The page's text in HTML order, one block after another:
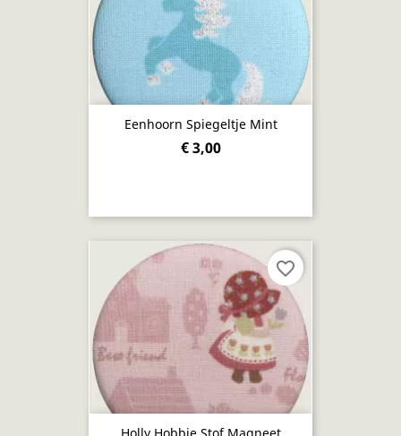
Eenhoorn Spiegeltje Mint
€ 3,00
favorite_border